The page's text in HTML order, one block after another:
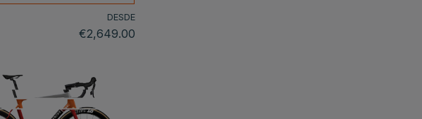
DESDE
€2,649.00